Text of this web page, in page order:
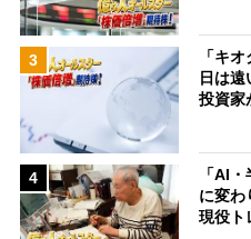
3
「キ
日は
投資
4
「AI
に変わ
現役